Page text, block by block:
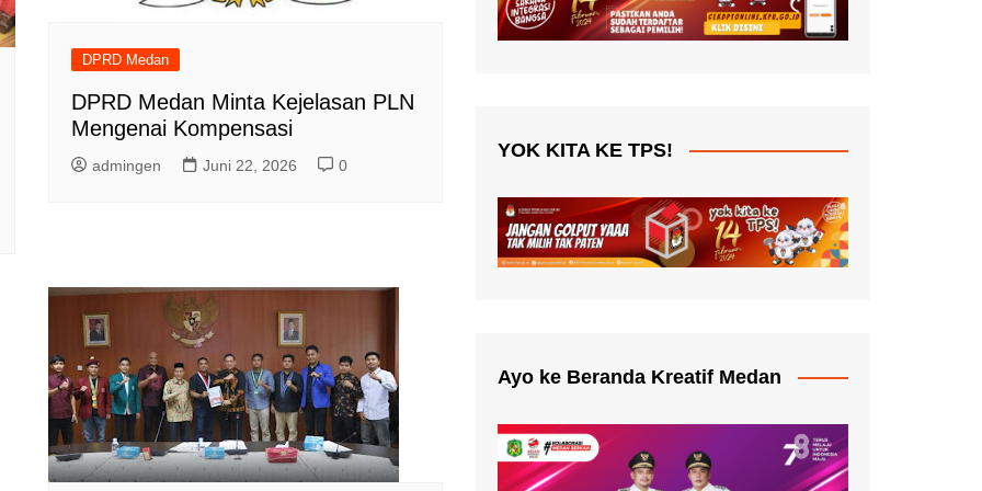
DPRD Medan
DPRD Medan Minta Kejelasan PLN
Mengenai Kompensasi
admingen Juni 22, 2026 0
YOK KITA KE TPS!
Ayo ke Beranda Kreatif Medan